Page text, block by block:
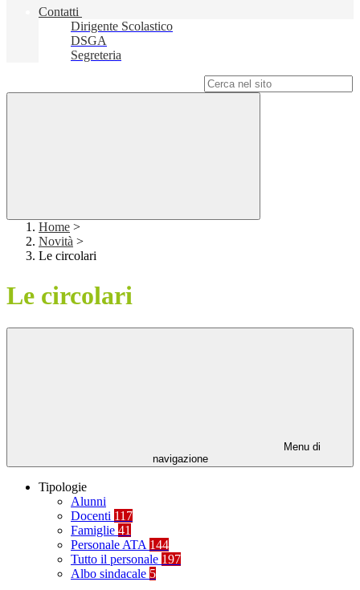
Contatti
Dirigente Scolastico
DSGA
Segreteria
Home >
Novità >
Le circolari
Le circolari
Menu di
navigazione
Tipologie
Alunni
Docenti 117
Famiglie 41
Personale ATA 144
Tutto il personale 197
Albo sindacale 5